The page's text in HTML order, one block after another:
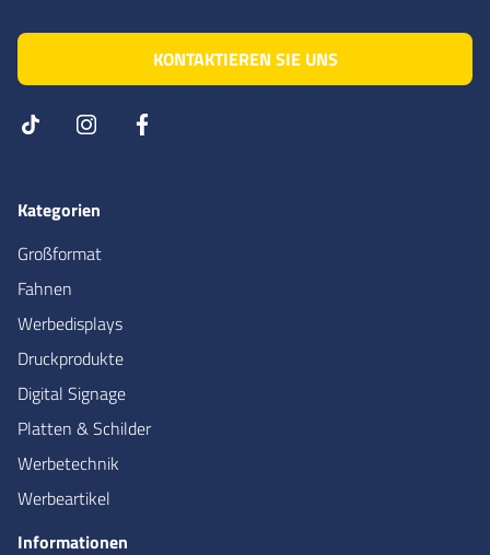
KONTAKTIEREN SIE UNS
Kategorien
Großformat
Fahnen
Werbedisplays
Druckprodukte
Digital Signage
Platten & Schilder
Werbetechnik
Werbeartikel
Informationen